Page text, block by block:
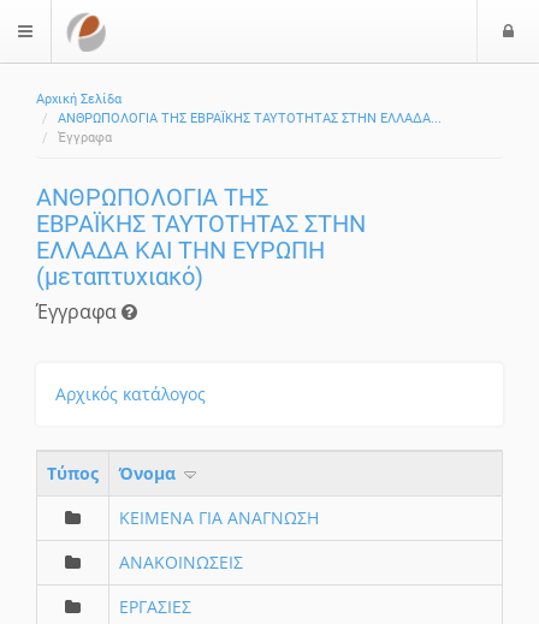
$langMenu
Αρχική Σελίδα
ΑΝΘΡΩΠΟΛΟΓΙΑ ΤΗΣ ΕΒΡΑΪΚΗΣ ΤΑΥΤΟΤΗΤΑΣ ΣΤΗΝ ΕΛΛΑΔΑ...
Έγγραφα
ΑΝΘΡΩΠΟΛΟΓΙΑ ΤΗΣ
ΕΒΡΑΪΚΗΣ ΤΑΥΤΟΤΗΤΑΣ ΣΤΗΝ
ΕΛΛΑΔΑ ΚΑΙ ΤΗΝ ΕΥΡΩΠΗ
(μεταπτυχιακό)
Έγγραφα
Αρχικός κατάλογος
Τύπος
Όνομα
KEIMENA ΓΙΑ ΑΝΑΓΝΩΣΗ
ΑΝΑΚΟΙΝΩΣΕΙΣ
ΕΡΓΑΣΙΕΣ